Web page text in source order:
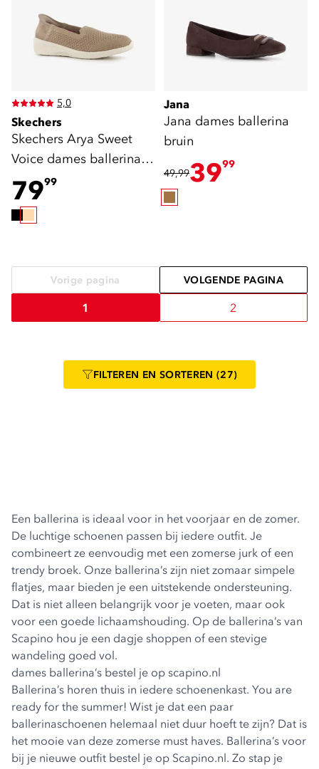
5,0
Skechers
Skechers Arya Sweet
Voice dames ballerina
beige
7999
Jana
Jana dames ballerina
bruin
49,993999
Vorige pagina VOLGENDE PAGINA
1 2
FILTEREN EN SORTEREN (27)
Een ballerina is ideaal voor in het voorjaar en de zomer.
De luchtige schoenen passen bij iedere outfit. Je
combineert ze eenvoudig met een zomerse jurk of een
trendy broek. Onze ballerina’s zijn niet zomaar simpele
flatjes, maar bieden je een uitstekende ondersteuning.
Dat is niet alleen belangrijk voor je voeten, maar ook
voor een goede lichaamshouding. Op de ballerina’s van
Scapino hou je een dagje shoppen of een stevige
wandeling goed vol.
dames ballerina’s bestel je op scapino.nl
Ballerina’s horen thuis in iedere schoenenkast. You are
ready for the summer! Wist je dat een paar
ballerinaschoenen helemaal niet duur hoeft te zijn? Dat is
het mooie van deze zomerse must haves. Ballerina’s voor
bij je nieuwe outfit bestel je op Scapino.nl. Zo stap je